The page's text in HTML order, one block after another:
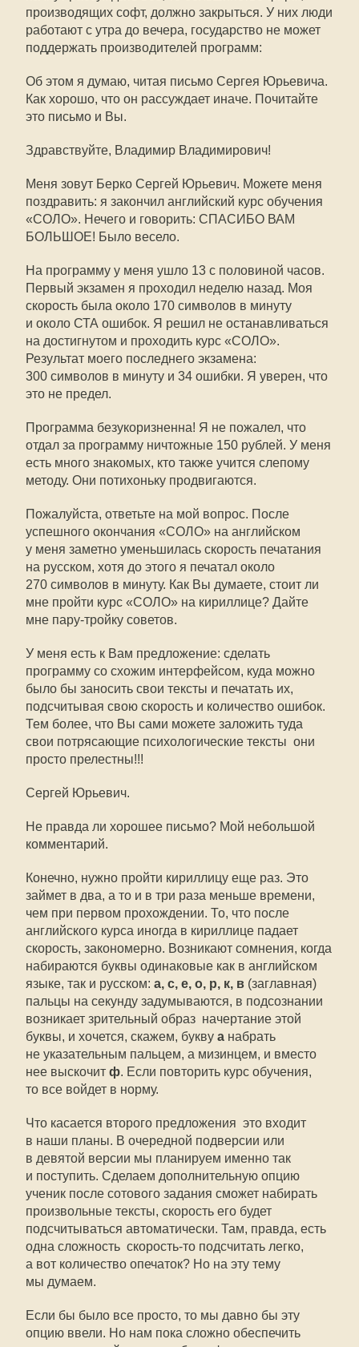
производящих софт, должно закрыться. У них люди
работают с утра до вечера, государство не может
поддержать производителей программ:
Об этом я думаю, читая письмо Сергея Юрьевича.
Как хорошо, что он рассуждает иначе. Почитайте
это письмо и Вы.
Здравствуйте, Владимир Владимирович!
Меня зовут Берко Сергей Юрьевич. Можете меня
поздравить: я закончил английский курс обучения
«СОЛО». Нечего и говорить: СПАСИБО ВАМ
БОЛЬШОЕ! Было весело.
На программу у меня ушло 13 с половиной часов.
Первый экзамен я проходил неделю назад. Моя
скорость была около 170 символов в минуту
и около СТА ошибок. Я решил не останавливаться
на достигнутом и проходить курс «СОЛО».
Результат моего последнего экзамена:
300 символов в минуту и 34 ошибки. Я уверен, что
это не предел.
Программа безукоризненна! Я не пожалел, что
отдал за программу ничтожные 150 рублей. У меня
есть много знакомых, кто также учится слепому
методу. Они потихоньку продвигаются.
Пожалуйста, ответьте на мой вопрос. После
успешного окончания «СОЛО» на английском
у меня заметно уменьшилась скорость печатания
на русском, хотя до этого я печатал около
270 символов в минуту. Как Вы думаете, стоит ли
мне пройти курс «СОЛО» на кириллице? Дайте
мне пару-тройку советов.
У меня есть к Вам предложение: сделать
программу со схожим интерфейсом, куда можно
было бы заносить свои тексты и печатать их,
подсчитывая свою скорость и количество ошибок.
Тем более, что Вы сами можете заложить туда
свои потрясающие психологические тексты  они
просто прелестны!!!
Сергей Юрьевич.
Не правда ли хорошее письмо? Мой небольшой
комментарий.
Конечно, нужно пройти кириллицу еще раз. Это
займет в два, а то и в три раза меньше времени,
чем при первом прохождении. То, что после
английского курса иногда в кириллице падает
скорость, закономерно. Возникают сомнения, когда
набираются буквы одинаковые как в английском
языке, так и русском: а, с, е, о, р, к, в (заглавная) 
пальцы на секунду задумываются, в подсознании
возникает зрительный образ  начертание этой
буквы, и хочется, скажем, букву а набрать
не указательным пальцем, а мизинцем, и вместо
нее выскочит ф. Если повторить курс обучения,
то все войдет в норму.
Что касается второго предложения  это входит
в наши планы. В очередной подверсии или
в девятой версии мы планируем именно так
и поступить. Сделаем дополнительную опцию 
ученик после сотового задания сможет набирать
произвольные тексты, скорость его будет
подсчитываться автоматически. Там, правда, есть
одна сложность  скорость-то подсчитать легко,
а вот количество опечаток? Но на эту тему
мы думаем.
Если бы было все просто, то мы давно бы эту
опцию ввели. Но нам пока сложно обеспечить